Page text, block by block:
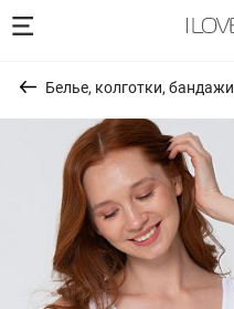
Белье, колготки, бандажи